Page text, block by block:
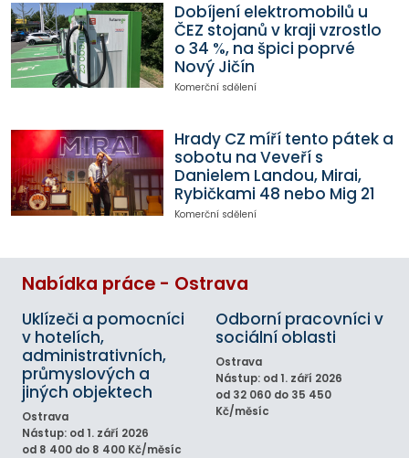
Dobíjení elektromobilů u
ČEZ stojanů v kraji vzrostlo
o 34 %, na špici poprvé
Nový Jičín
Komerční sdělení
Hrady CZ míří tento pátek a
sobotu na Veveří s
Danielem Landou, Mirai,
Rybičkami 48 nebo Mig 21
Komerční sdělení
Nabídka práce - Ostrava
Uklízeči a pomocníci
v hotelích,
administrativních,
průmyslových a
jiných objektech
Ostrava
Nástup: od 1. září 2026
od 8 400 do 8 400 Kč/měsíc
Odborní pracovníci v
sociální oblasti
Ostrava
Nástup: od 1. září 2026
od 32 060 do 35 450
Kč/měsíc